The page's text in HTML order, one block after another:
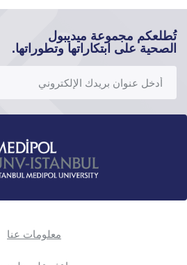
تُطلعكم مجموعة ميديبول
الصحية على ابتكاراتها وتطوراتها.
معلومات عنا